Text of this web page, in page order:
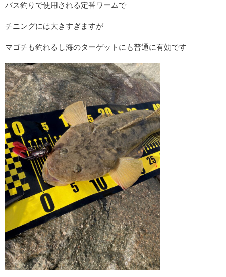
バス釣りで使用される定番ワームで
チニングには大きすぎますが
マゴチも釣れるし海のターゲットにも普通に有効です